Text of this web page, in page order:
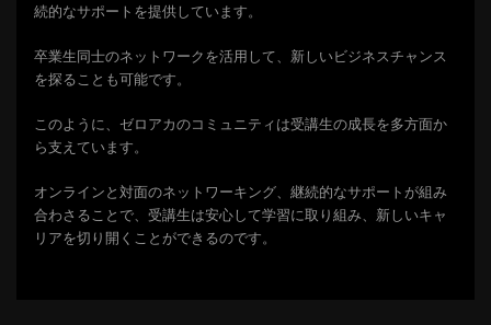
続的なサポートを提供しています。
卒業生同士のネットワークを活用して、新しいビジネスチャンス
を探ることも可能です。
このように、ゼロアカのコミュニティは受講生の成長を多方面か
ら支えています。
オンラインと対面のネットワーキング、継続的なサポートが組み
合わさることで、受講生は安心して学習に取り組み、新しいキャ
リアを切り開くことができるのです。